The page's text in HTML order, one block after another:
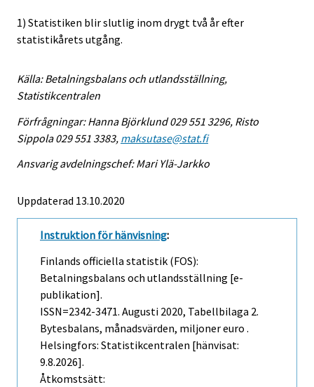
1) Statistiken blir slutlig inom drygt två år efter
statistikårets utgång.
Källa: Betalningsbalans och utlandsställning,
Statistikcentralen
Förfrågningar: Hanna Björklund 029 551 3296, Risto
Sippola 029 551 3383, maksutase@stat.fi
Ansvarig avdelningschef: Mari Ylä-Jarkko
Uppdaterad 13.10.2020
Instruktion för hänvisning:
Finlands officiella statistik (FOS):
Betalningsbalans och utlandsställning [e-
publikation].
ISSN=2342-3471. Augusti 2020, Tabellbilaga 2.
Bytesbalans, månadsvärden, miljoner euro .
Helsingfors: Statistikcentralen [hänvisat:
9.8.2026].
Åtkomstsätt: